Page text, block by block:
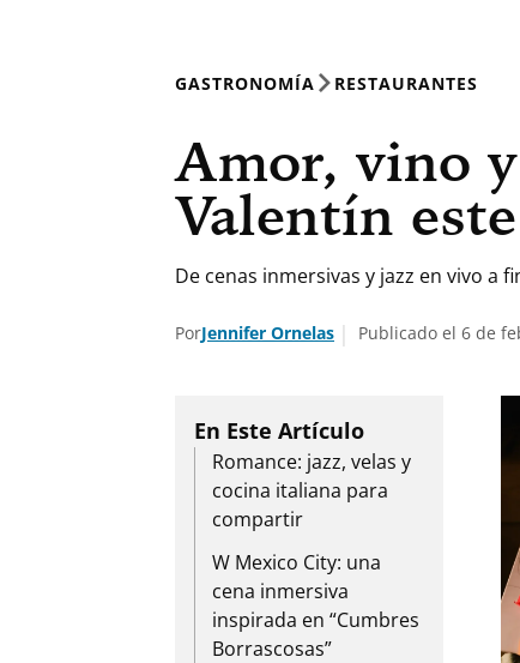
GASTRONOMÍA RESTAURANTES
Amor, vino y
Valentín
De cenas inmersivas y jazz en vivo a
PorJennifer Ornelas Publicado el 6 de
Romance: jazz, velas y
cocina italiana para
compartir
W Mexico City: una
cena inmersiva
inspirada en “Cumbres
Borrascosas”